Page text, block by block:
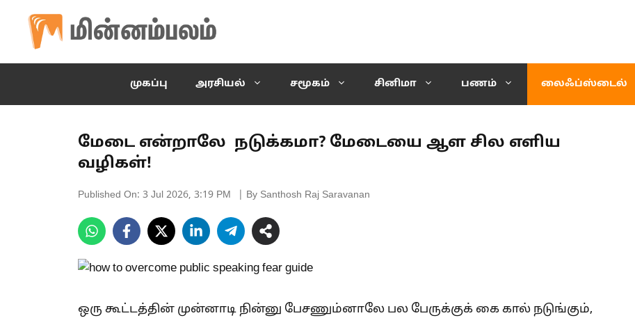
content
முகப்பு அரசியல் சமூகம் சினிமா பணம் லைஃப்ஸ்டைல்
மேடை என்றாலே நடுக்கமா? மேடையை ஆள சில எளிய
வழிகள்!
Published On: 3 Jul 2026, 3:19 PM | By Santhosh Raj Saravanan
ஒரு கூட்டத்தின் முன்னாடி நின்னு பேசணும்னாலே பல பேருக்குக் கை கால் நடுங்கும்,